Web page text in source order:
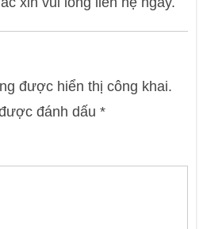
được hiển thị công khai.
đánh dấu*